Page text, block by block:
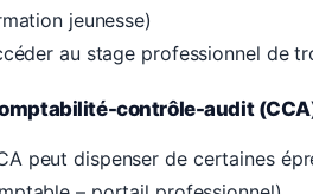
jeunesse)
au stage professionnel de
contrôle-audit
peut dispenser de certaines